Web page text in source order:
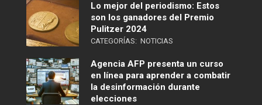
Lo mejor del periodismo: Estos
son los ganadores del Premio
Pulitzer 2024
CATEGORÍAS: NOTICIAS
Agencia AFP presenta un curso
en línea para aprender a combatir
la desinformación durante
elecciones